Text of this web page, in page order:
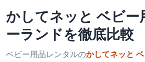
かしてネッと ベビー
ーランドを徹底比較
ベビー用品レンタルのかしてネッと